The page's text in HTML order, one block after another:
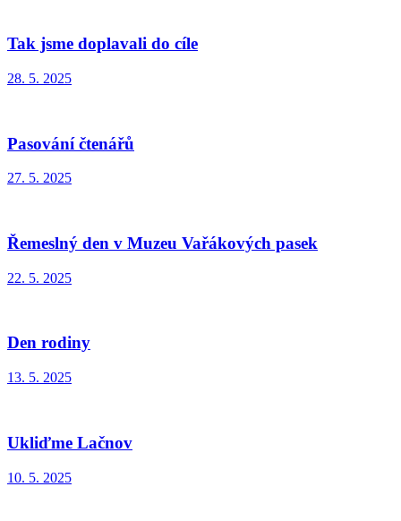
Tak jsme doplavali do cíle
28. 5. 2025
Pasování čtenářů
27. 5. 2025
Řemeslný den v Muzeu Vařákových pasek
22. 5. 2025
Den rodiny
13. 5. 2025
Ukliďme Lačnov
10. 5. 2025